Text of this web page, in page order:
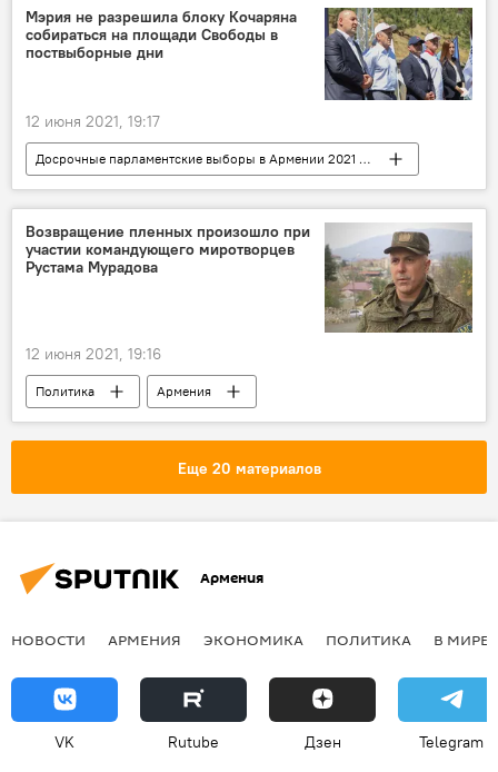
Пашинян Никол
Новости Армения
Баку
Мэрия не разрешила блоку Кочаряна
собираться на площади Свободы в
поствыборные дни
12 июня 2021, 19:17
Досрочные парламентские выборы в Армении 2021 - вся актуальная информация
Общество
Армения
Политика
Новости Армения
мэрия
Возвращение пленных произошло при
участии командующего миротворцев
Рустама Мурадова
12 июня 2021, 19:16
Политика
Армения
Вопрос пленных, заложников, без вести пропавших и погибших в Карабахе
миротворцы
Еще 20 материалов
Армения
НОВОСТИ АРМЕНИЯ ЭКОНОМИКА ПОЛИТИКА В МИРЕ
VK Rutube Дзен Telegram